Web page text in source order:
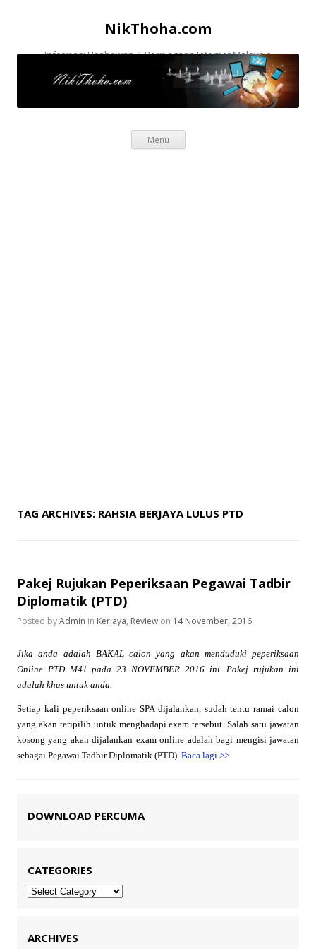
NikThoha.com
Informasi Usahawan & Perniagaan Internet Malaysia
Menu
Skip to content
TAG ARCHIVES: RAHSIA BERJAYA LULUS PTD
Pakej Rujukan Peperiksaan Pegawai Tadbir
Diplomatik (PTD)
Posted byAdmin in Kerjaya, Review on 14 November, 2016
Jika anda adalah BAKAL calon yang akan menduduki peperiksaan
Online PTD M41 pada 23 NOVEMBER 2016 ini. Pakej rujukan ini
adalah khas untuk anda.
Setiap kali peperiksaan online SPA dijalankan, sudah tentu ramai calon
yang akan teripilih untuk menghadapi exam tersebut. Salah satu jawatan
kosong yang akan dijalankan exam online adalah bagi mengisi jawatan
sebagai Pegawai Tadbir Diplomatik (PTD). Baca lagi >>
DOWNLOAD PERCUMA
CATEGORIES
Categories
ARCHIVES